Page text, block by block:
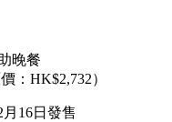
晚餐
：HK$2,732）
16日發售